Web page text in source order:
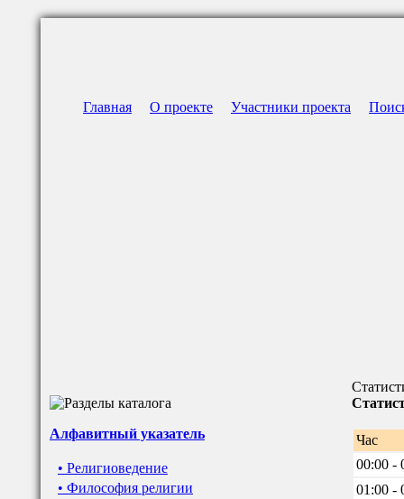
Главная О проекте Участники проекта
Алфавитный указатель
• Религиоведение
• Философия религии
Час
00:00 -
01:00 -